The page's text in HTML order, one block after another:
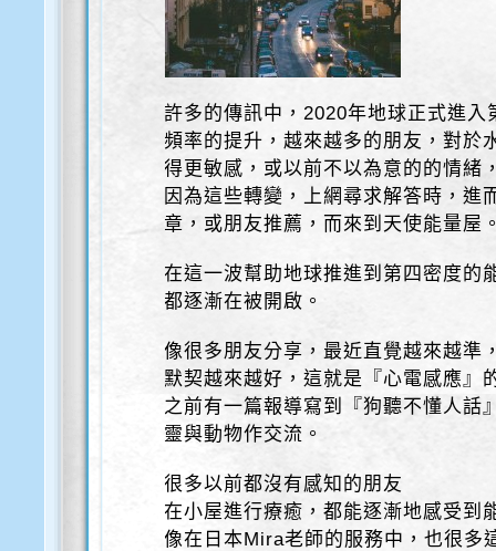
許多的傳訊中，2020年地球正式進
頻率的提升，越來越多的朋友，對於
得更敏感，或以前不以為意的的情緒
因為這些轉變，上網尋求解答時，進
章，或朋友推薦，而來到天使能量屋
在這一波幫助地球推進到第四密度的
都逐漸在被開啟。
像很多朋友分享，最近直覺越來越準
默契越來越好，這就是『心電感應』
之前有一篇報導寫到『狗聽不懂人話
靈與動物作交流。
很多以前都沒有感知的朋友
在小屋進行療癒，都能逐漸地感受到
像在日本Mira老師的服務中，也很多